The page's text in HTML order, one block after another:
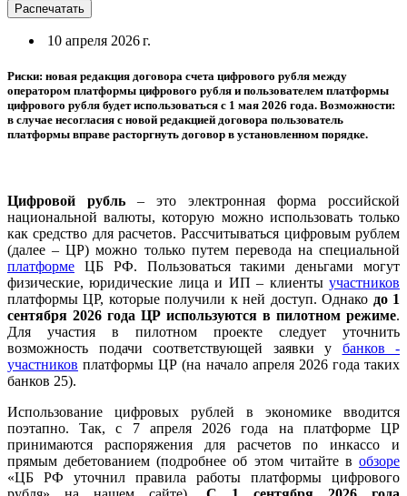
Распечатать
10 апреля 2026 г.
Риски: новая редакция договора счета цифрового рубля между
оператором платформы цифрового рубля и пользователем платформы
цифрового рубля будет использоваться с 1 мая 2026 года. Возможности:
в случае несогласия с новой редакцией договора пользователь
платформы вправе расторгнуть договор в установленном порядке.
Цифровой рубль – это электронная форма российской
национальной валюты, которую можно использовать только
как средство для расчетов. Рассчитываться цифровым рублем
(далее – ЦР) можно только путем перевода на специальной
платформе ЦБ РФ. Пользоваться такими деньгами могут
физические, юридические лица и ИП – клиенты участников
платформы ЦР, которые получили к ней доступ. Однако до 1
сентября 2026 года ЦР используются в пилотном режиме.
Для участия в пилотном проекте следует уточнить
возможность подачи соответствующей заявки у банков -
участников платформы ЦР (на начало апреля 2026 года таких
банков 25).
Использование цифровых рублей в экономике вводится
поэтапно. Так, с 7 апреля 2026 года на платформе ЦР
принимаются распоряжения для расчетов по инкассо и
прямым дебетованием (подробнее об этом читайте в обзоре
«ЦБ РФ уточнил правила работы платформы цифрового